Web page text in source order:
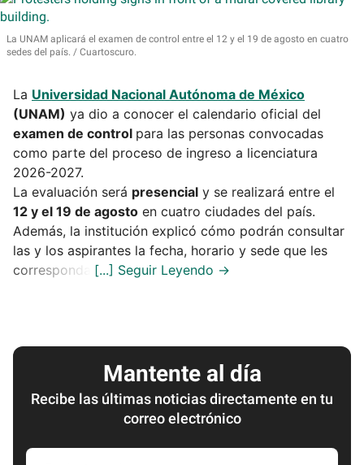
La UNAM aplicará el examen de control entre el 12 y el 19 de agosto en cuatro
sedes del país.
Cuartoscuro.
La Universidad Nacional Autónoma de México
(UNAM) ya dio a conocer el calendario oficial del
examen de control para las personas convocadas
como parte del proceso de ingreso a licenciatura
2026-2027.
La evaluación será presencial y se realizará entre el
12 y el 19 de agosto en cuatro ciudades del país.
Además, la institución explicó cómo podrán consultar
las y los aspirantes la fecha, horario y sede que les
corresponda.
Mantente al día
Recibe las últimas noticias directamente en tu
correo electrónico
Escribe